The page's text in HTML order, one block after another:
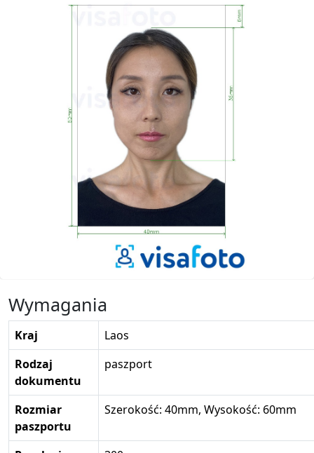
Wymagania
Kraj
Laos
Rodzaj
dokumentu
paszport
Rozmiar
paszportu
Szerokość: 40mm, Wysokość: 60mm